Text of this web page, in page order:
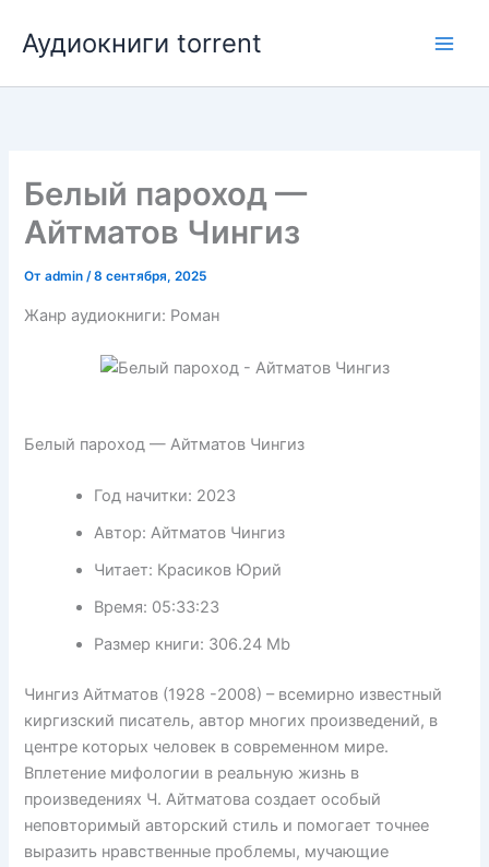
содержимому
Аудиокниги torrent
Белый пароход —
Айтматов Чингиз
Отadmin/8 сентября, 2025
Жанр аудиокниги: Роман
Белый пароход — Айтматов Чингиз
Год начитки: 2023
Автор: Айтматов Чингиз
Читает: Красиков Юрий
Время: 05:33:23
Размер книги: 306.24 Mb
Чингиз Айтматов (1928 -2008) – всемирно известный
киргизский писатель, автор многих произведений, в
центре которых человек в современном мире.
Вплетение мифологии в реальную жизнь в
произведениях Ч. Айтматова создает особый
неповторимый авторский стиль и помогает точнее
выразить нравственные проблемы, мучающие